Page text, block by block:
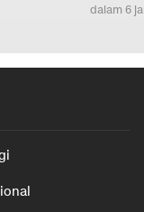
dalam 6